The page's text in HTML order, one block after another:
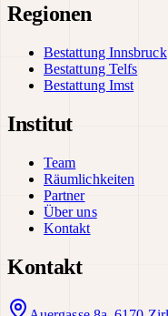
Regionen
Bestattung Innsbruck
Bestattung Telfs
Bestattung Imst
Institut
Team
Räumlichkeiten
Partner
Über uns
Kontakt
Kontakt